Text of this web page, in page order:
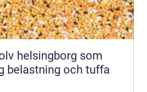
helsingborg som
belastning och tuffa